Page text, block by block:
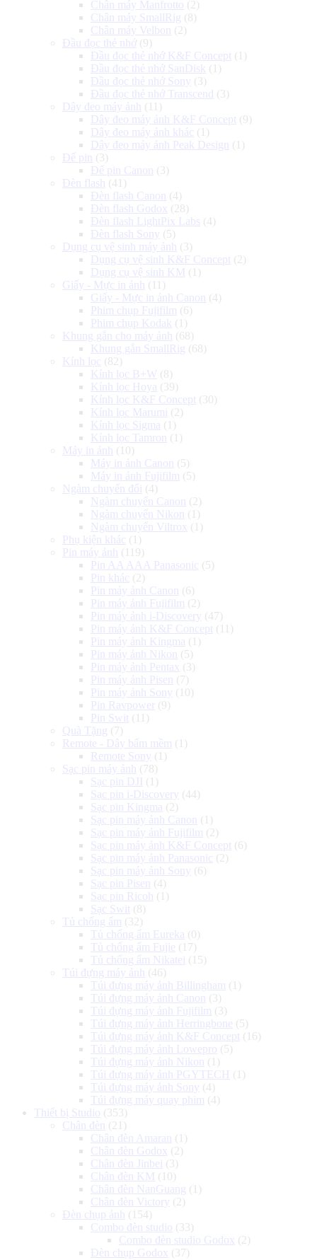
Chân máy Manfrotto (2)
Chân máy SmallRig (8)
Chân máy Velbon
(2)
Đầu đọc thẻ nhớ (9)
Đầu đọc thẻ nhớ K&F Concept (1)
Đầu đọc thẻ nhớ SanDisk (1)
Đầu đọc thẻ nhớ Sony (3)
Đầu đọc thẻ nhớ Transcend
(3)
Dây đeo máy ảnh
(11)
Dây đeo máy ảnh K&F Concept (9)
Dây đeo máy ảnh khác (1)
Dây đeo máy ảnh Peak Design
(1)
Đế pin
(3)
Đế pin Canon
(3)
Đèn flash
(41)
Đèn flash Canon
(4)
Đèn flash Godox (28)
Đèn flash LightPix Labs (4)
Đèn flash Sony (5)
Dụng cụ vệ sinh máy ảnh
(3)
Dụng cụ vệ sinh K&F Concept (2)
Dụng cụ vệ sinh KM (1)
Giấy - Mực in ảnh
(11)
Giấy - Mực in ảnh Canon
(4)
Phim chụp Fujifilm (6)
Phim chụp Kodak (1)
Khung gắn cho máy ảnh
(68)
Khung gắn SmallRig (68)
Kính lọc (82)
Kính lọc B+W (8)
Kính lọc Hoya (39)
Kính lọc K&F Concept (30)
Kính lọc Marumi (2)
Kính lọc Sigma (1)
Kính lọc Tamron
(1)
Máy in ảnh
(10)
Máy in ảnh Canon
(5)
Máy in ảnh Fujifilm (5)
Ngàm chuyển đổi (4)
Ngàm chuyển Canon
(2)
Ngàm chuyển Nikon
(1)
Ngàm chuyển Viltrox (1)
Phụ kiện khác (1)
Pin máy ảnh
(119)
Pin AA AAA Panasonic (5)
Pin khác (2)
Pin máy ảnh Canon
(6)
Pin máy ảnh Fujifilm (2)
Pin máy ảnh i-Discovery (47)
Pin máy ảnh K&F Concept (11)
Pin máy ảnh Kingma (1)
Pin máy ảnh Nikon
(5)
Pin máy ảnh Pentax (3)
Pin máy ảnh Pisen
(7)
Pin máy ảnh Sony (10)
Pin Ravpower
(9)
Pin Swit (11)
Quà Tặng (7)
Remote - Dây bấm mềm (1)
Remote Sony (1)
Sạc pin máy ảnh
(78)
Sạc pin DJI (1)
Sạc pin i-Discovery (44)
Sạc pin Kingma (2)
Sạc pin máy ảnh Canon
(1)
Sạc pin máy ảnh Fujifilm (2)
Sạc pin máy ảnh K&F Concept (6)
Sạc pin máy ảnh Panasonic (2)
Sạc pin máy ảnh Sony (6)
Sạc pin Pisen
(4)
Sạc pin Ricoh
(1)
Sạc Swit (8)
Tủ chống ẩm (32)
Tủ chống ẩm Eureka (0)
Tủ chống ẩm Fujie (17)
Tủ chống ẩm Nikatei (15)
Túi đựng máy ảnh
(46)
Túi đựng máy ảnh Billingham (1)
Túi đựng máy ảnh Canon
(3)
Túi đựng máy ảnh Fujifilm (3)
Túi đựng máy ảnh Herringbone (5)
Túi đựng máy ảnh K&F Concept (16)
Túi đựng máy ảnh Lowepro (5)
Túi đựng máy ảnh Nikon
(1)
Túi đựng máy ảnh PGYTECH
(1)
Túi đựng máy ảnh Sony (4)
Túi đựng máy quay phim (4)
Thiết bị Studio (353)
Chân đèn
(21)
Chân đèn Amaran
(1)
Chân đèn Godox (2)
Chân đèn Jinbei (3)
Chân đèn KM (10)
Chân đèn NanGuang (1)
Chân đèn Victory (2)
Đèn chụp ảnh
(154)
Combo đèn studio (33)
Combo đèn studio Godox (2)
Đèn chụp Godox (37)